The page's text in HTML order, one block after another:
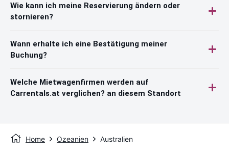
Wie kann ich meine Reservierung ändern oder
stornieren?
Wann erhalte ich eine Bestätigung meiner
Buchung?
Welche Mietwagenfirmen werden auf
Carrentals.at verglichen? an diesem Standort
Home Ozeanien Australien